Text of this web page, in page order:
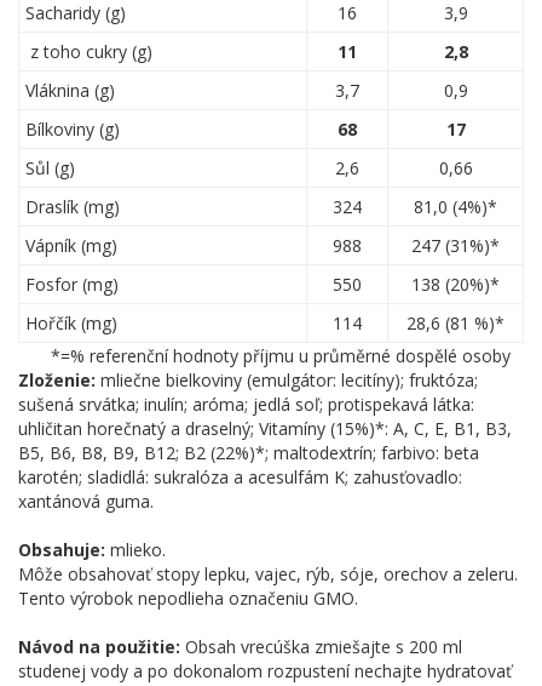
Sacharidy (g) 16
3,9
z toho cukry (g)
11
2,8
Vláknina (g)
3,7
0,9
Bílkoviny (g)
68
17
Sůl (g)
2,6
0,66
Draslík (mg)
324
81,0 (4%)*
Vápník (mg)
988
247 (31%)*
Fosfor (mg)
550
138 (20%)*
Hořčík (mg)
114
28,6 (81 %)*
*=% referenční hodnoty příjmu u průměrné dospělé osoby
Zloženie: mliečne bielkoviny (emulgátor: lecitíny); fruktóza;
sušená srvátka; inulín; aróma; jedlá soľ; protispekavá látka:
uhličitan horečnatý a draselný; Vitamíny (15%)*: A, C, E, B1, B3,
B5, B6, B8, B9, B12; B2 (22%)*; maltodextrín; farbivo: beta
karotén; sladidlá: sukralóza a acesulfám K; zahusťovadlo:
xantánová guma.
Obsahuje: mlieko.
Môže obsahovať stopy lepku, vajec, rýb, sóje, orechov a zeleru.
Tento výrobok nepodlieha označeniu GMO.
Návod na použitie: Obsah vrecúška zmiešajte s 200 ml
studenej vody a po dokonalom rozpustení nechajte hydratovať